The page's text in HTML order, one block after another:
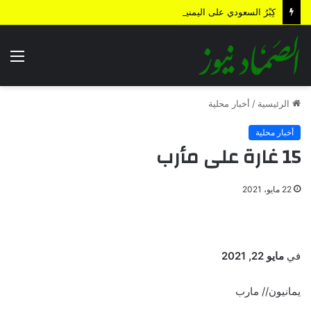
كِبْرُ السعودي على اليمنيين.. هل من نهاية؟!
الرئيسية / أخبار محلية
أخبار محلية
15 غارة على مأرب
22 مايو، 2021
في مايو 22, 2021
يمانيون// مارب